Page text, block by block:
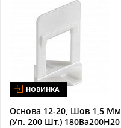
НОВИНКА
Основа 12-20, Шов 1,5 Мм
(Уп. 200 Шт.) 180Ba200H20